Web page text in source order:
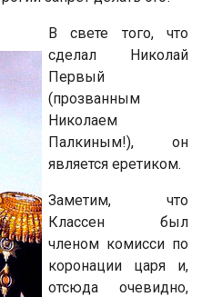
В свете того, что
сделал Николай
Первый
(прозванным
Николаем
Палкиным!), он
является еретиком.
Заметим, что
Классен был
членом комисси по
коронации царя и,
отсюда очевидно,